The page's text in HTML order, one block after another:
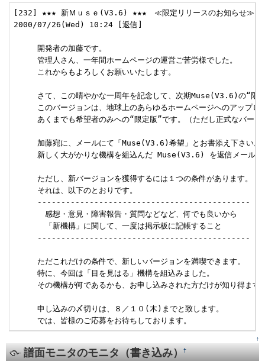
[232] ★★★ 新Ｍｕｓｅ(V3.6) ★★★　≪限定リリースのお知らせ≫ 投
2000/07/26(Wed) 10:24 [返信]
     開発者の加藤です。
     管理人さん、一年間ホームページの運営ご苦労様でした。
     これからもよろしくお願いいたします。
さて、この晴やかな一周年を記念して、次期Muse(V3.6)の“限
このバージョンは、地球上のあらゆるホームページへのアップロ
あくまでも希望者のみへの“限定版”です。（ただし正式なバージ
     加藤宛に、メールにて「Muse(V3.6)希望」とお書添え下さい。
新しく大がかりな機構を組込んだ Muse(V3.6) を返信メールに
     ただし、新バージョンを獲得するには１つの条件があります。
     それは、以下のとおりです。
     ---------------------------------------------
     　感想・意見・障害報告・質問などなど、何でも良いから
     　「新機構」に関して、一度は掲示板に記帳すること
     ---------------------------------------------
     ただこれだけの条件で、新しいバージョンを満喫できます。
     特に、今回は「目を見はる」機構を組込みました。
その機構が何であるかも、お申し込みされた方だけが知り得ます
     申し込みの〆切りは、８／１０(木)までと致します。
     では、皆様のご応募をお待ちしております。
↑
譜面モニタのモニタ（書き込み）†